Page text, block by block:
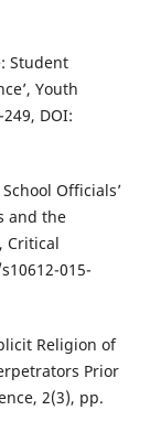
Student
Youth
DOI:
Officials’
and the
Critical
015-
Religion of
Prior
2(3), pp.